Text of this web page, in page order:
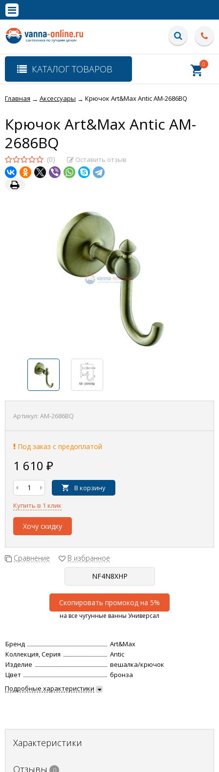
Полная версия сайта
КАТАЛОГ ТОВАРОВ 0
Главная → Аксессуары → Крючок Art&Max Antic AM-2686BQ
Крючок Art&Max Antic AM-
2686BQ
(0) Оставить отзыв
Артикул: AM-2686BQ
Под заказ с предоплатой
1 610 ₽
В корзину
Купить в 1 клик
Хочу скидку
Сравнение В избранное
Скопировать промокод на 5%
на все чугунные ванны Универсал
Бренд
Art&Max
Коллекция, Серия
Antic
Изделие
вешалка/крючок
Цвет
бронза
Подробные характеристики
Характеристики
Отзывы 0